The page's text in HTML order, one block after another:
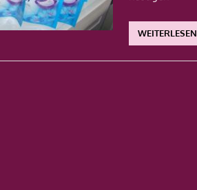
WEITERLESEN